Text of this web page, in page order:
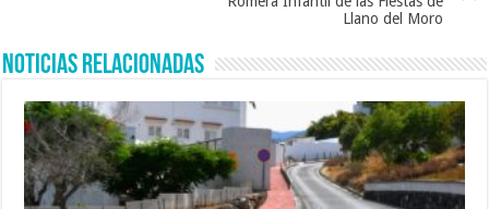
Llano del Moro
Noticias Relacionadas